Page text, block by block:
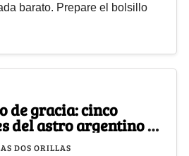
barato. Prepare el bolsillo
de gracia: cinco
del astro argentino a
amistoso
DOS ORILLAS